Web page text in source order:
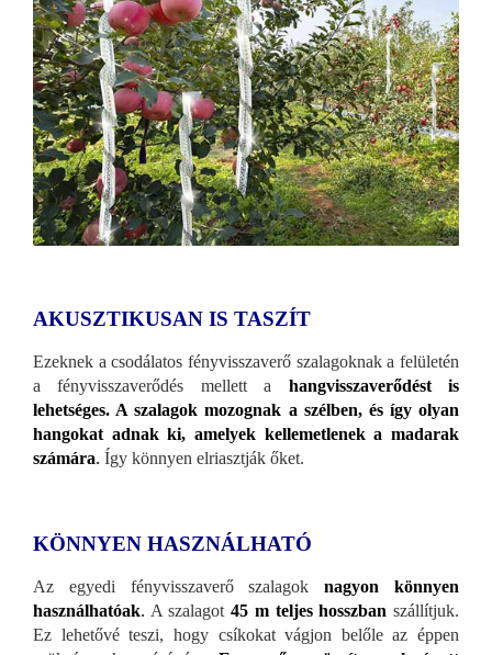
AKUSZTIKUSAN IS TASZÍT
Ezeknek a csodálatos fényvisszaverő szalagoknak a felületén
a fényvisszaverődés mellett a hangvisszaverődést is
lehetséges. A szalagok mozognak a szélben, és így olyan
hangokat adnak ki, amelyek kellemetlenek a madarak
számára. Így könnyen elriasztják őket.
KÖNNYEN HASZNÁLHATÓ
Az egyedi fényvisszaverő szalagoknagyon könnyen
használhatóak. A szalagot45 m teljes hosszban szállítjuk.
Ez lehetővé teszi, hogy csíkokat vágjon belőle az éppen